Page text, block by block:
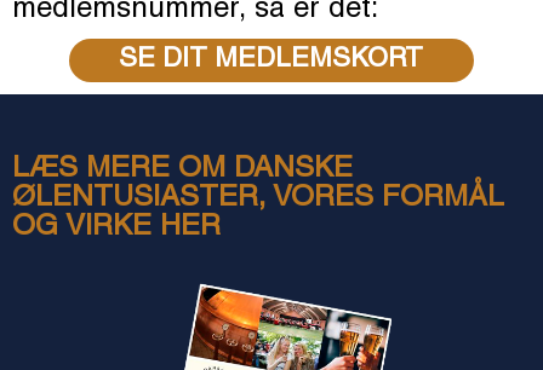
medlemsnummer, så er det:
SE DIT MEDLEMSKORT
LÆS MERE OM DANSKE
ØLENTUSIASTER, VORES FORMÅL
OG VIRKE HER